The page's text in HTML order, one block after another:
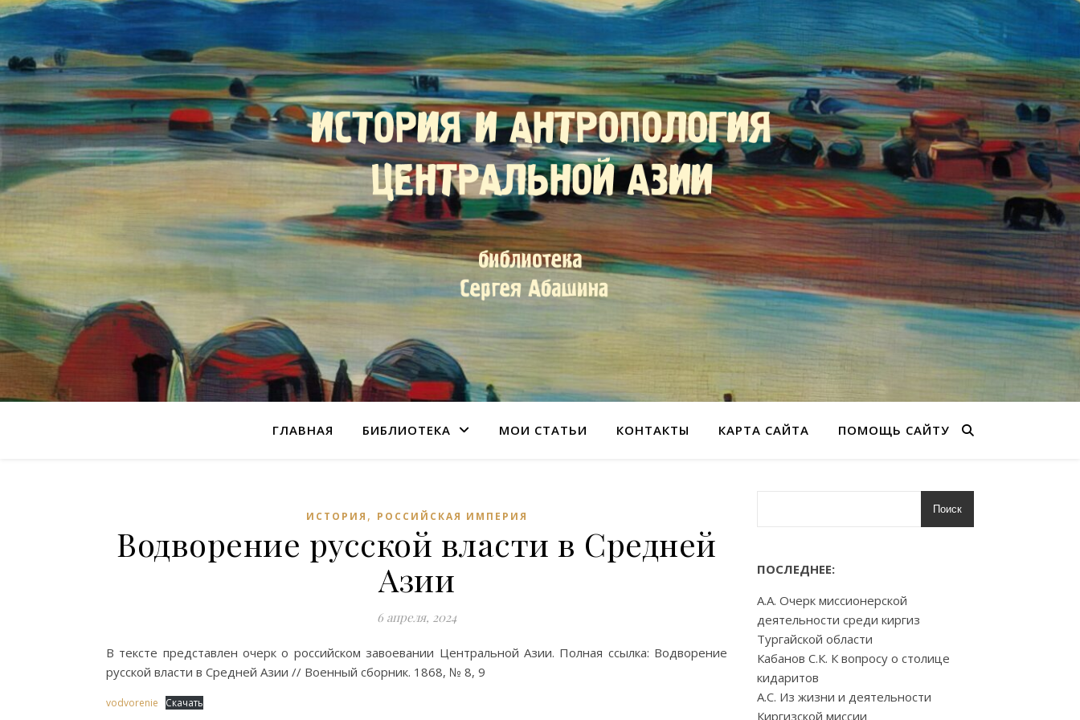
ГЛАВНАЯ БИБЛИОТЕКА МОИ СТАТЬИ КОНТАКТЫ КАРТА САЙТА ПОМОЩЬ САЙТУ
ИСТОРИЯ , РОССИЙСКАЯ ИМПЕРИЯ
Водворение русской власти в Средней
Азии
6 апреля, 2024
В тексте представлен очерк о российском завоевании Центральной Азии. Полная ссылка: Водворение
русской власти в Средней Азии // Военный сборник. 1868, № 8, 9
vodvorenie Скачать
Поиск
ПОСЛЕДНЕЕ:
А.А. Очерк миссионерской
деятельности среди киргиз
Тургайской области
Кабанов С.К. К вопросу о столице
кидаритов
А.С. Из жизни и деятельности
Киргизской миссии